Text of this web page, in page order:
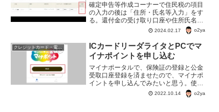
確定申告等作成コーナーで住民税の項目
の入力の後は「住所・氏名等入力」をす
る。還付金の受け取り口座や住所氏名を
入力するだけのものだ。過去の年の確定
申告書等作成コーナーのデータを読み込
んで作成した場合、過去のデータが既に
入力されている。
2024.02.17 o2ya
ICカードリーダライタとPCでマ
イナポイントを申し込む
マイナポータルで、保険証の登録と公金
受取口座登録を済ませたので、マイナポ
イントを申し込んでみたいと思う。使用
するのはパソコン・ICカードリーダライ
タ。ブラウザはMicrosoft Edge。決済サ
2022.10.14 o2ya